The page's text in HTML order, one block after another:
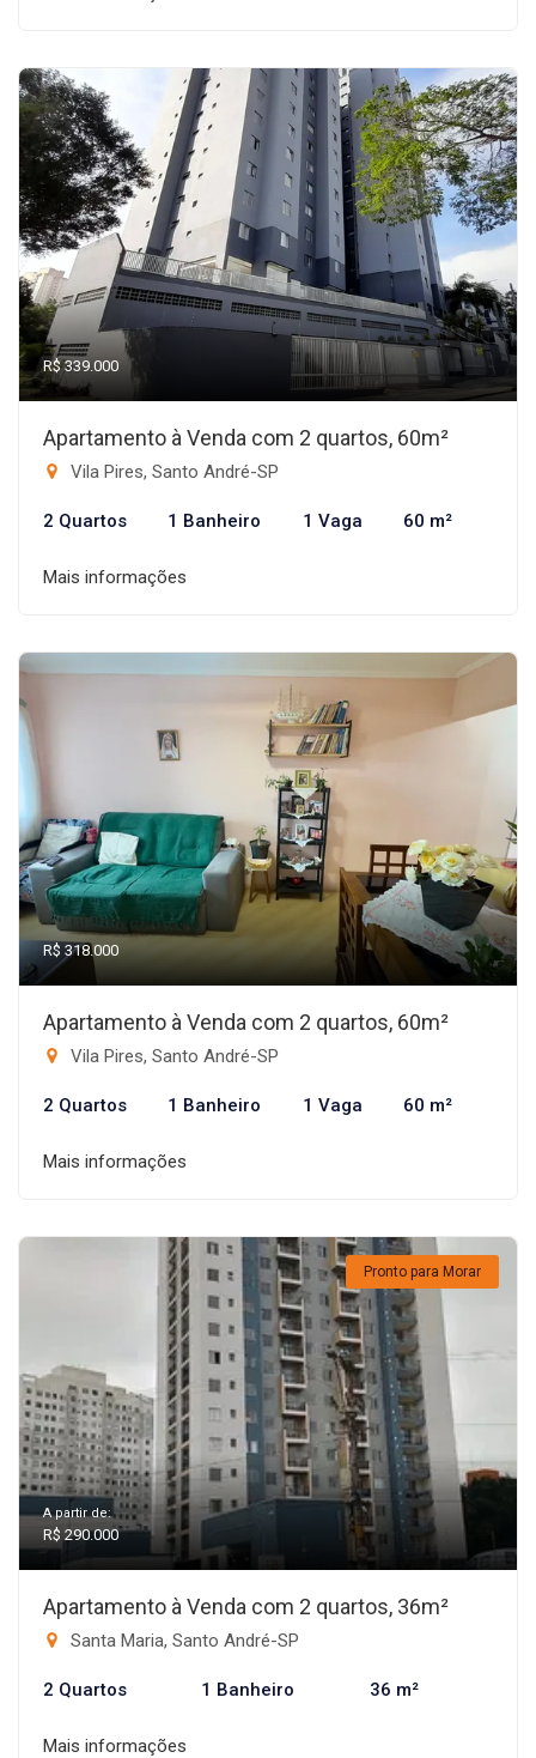
R$ 339.000
Apartamento à Venda com 2 quartos, 60m²
Vila Pires, Santo André-SP
2 Quartos 1 Banheiro 1 Vaga 60 m²
Mais informações
R$ 318.000
Apartamento à Venda com 2 quartos, 60m²
Vila Pires, Santo André-SP
2 Quartos 1 Banheiro 1 Vaga 60 m²
Mais informações
Pronto para Morar
A partir de:
R$ 290.000
Apartamento à Venda com 2 quartos, 36m²
Santa Maria, Santo André-SP
2 Quartos 1 Banheiro 36 m²
Mais informações